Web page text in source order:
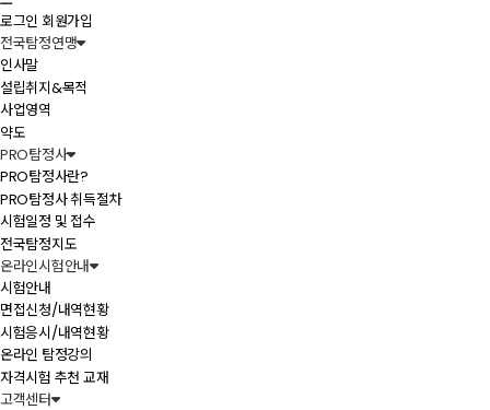
로그인 회원가입
전국탐정연맹
인사말
설립취지&목적
사업영역
약도
PRO탐정사
PRO탐정사란?
PRO탐정사 취득절차
시험일정 및 접수
전국탐정지도
온라인시험안내
시험안내
면접신청/내역현황
시험응시/내역현황
온라인 탐정강의
자격시험 추천 교재
고객센터